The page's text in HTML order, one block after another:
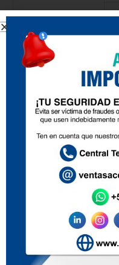
En Pulgadas
OVALIDAD: No
TOLERANCIAS
Diámetro Nominal (d)
10 ≤ d ≤ 15